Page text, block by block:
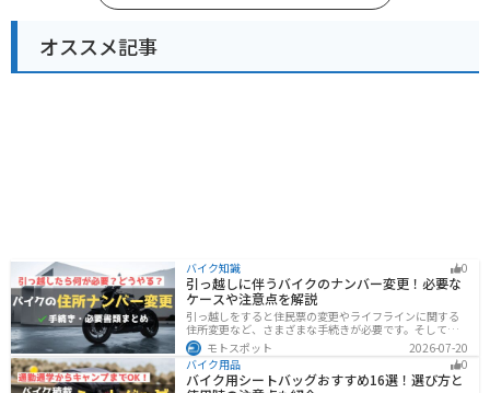
オススメ記事
バイク知識 0
引っ越しに伴うバイクのナンバー変更！必要な
ケースや注意点を解説
引っ越しをすると住民票の変更やライフラインに関する
住所変更など、さまざまな手続きが必要です。そしてバ
イク乗りの場合は、住所変更やナンバー変更といったバ
イクに関する手続きも忘れてはいけません。しかし、必
要な手続きや手順がわからないという方も多いのではな
いでしょうか。ライダー引っ越したらバイクのナンバー
モトスポット
2026-07-20
バイク用品
0
バイク用シートバッグおすすめ16選！選び方と